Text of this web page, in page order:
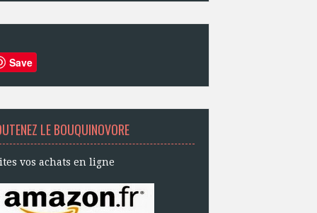
Save
LE BOUQUINOVORE
vos achats en ligne